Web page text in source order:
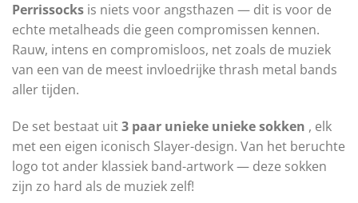
Perrissocks is niets voor angsthazen — dit is voor de
echte metalheads die geen compromissen kennen.
Rauw, intens en compromisloos, net zoals de muziek
van een van de meest invloedrijke thrash metal bands
aller tijden.
De set bestaat uit3 paar unieke unieke sokken , elk
met een eigen iconisch Slayer-design. Van het beruchte
logo tot ander klassiek band-artwork — deze sokken
zijn zo hard als de muziek zelf!